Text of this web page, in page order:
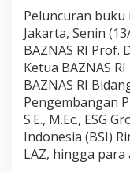
L
u
r
Peluncuran buku
Jakarta, Senin
BAZNAS RI Prof.
Ketua BAZNAS
BAZNAS RI
Pengembangan
S.E., M.Ec., ESG
Indonesia (BSI)
LAZ, hingga para